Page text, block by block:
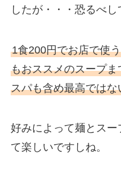
したが・・・恐るべし
1食200円でお店で使
もおススメのスープ
スパも含め最高では
好みによって麺とス
て楽しいですしね。